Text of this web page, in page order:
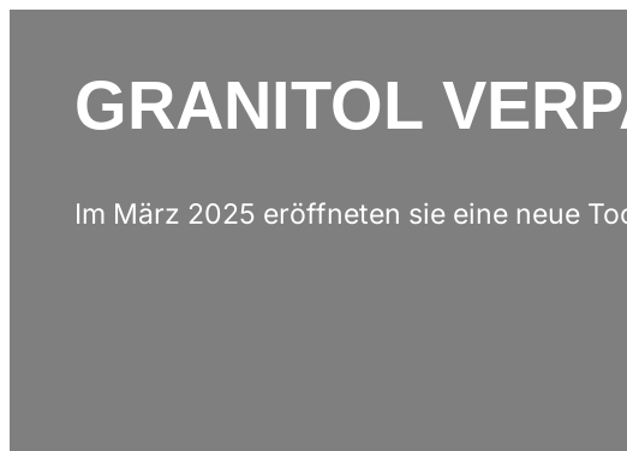
GRANITOL
Im März 2025 eröffneten sie eine neue